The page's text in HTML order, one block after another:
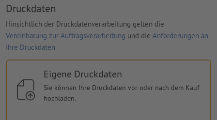
Druckdaten
Hinsichtlich der Druckdatenverarbeitung gelten die
Vereinbarung zur Auftragsverarbeitung und die Anforderungen an
Ihre Druckdaten
Eigene Druckdaten
Sie können Ihre Druckdaten vor oder nach dem Kauf
hochladen.